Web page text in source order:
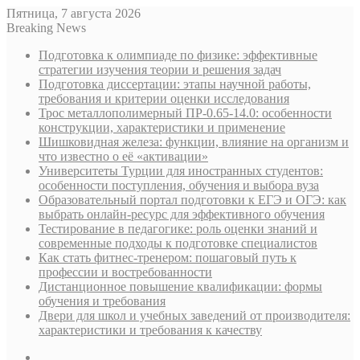
Пятница, 7 августа 2026
Breaking News
Подготовка к олимпиаде по физике: эффективные
стратегии изучения теории и решения задач
Подготовка диссертации: этапы научной работы,
требования и критерии оценки исследования
Трос металлополимерный ПР-0.65-14.0: особенности
конструкции, характеристики и применение
Шишковидная железа: функции, влияние на организм и
что известно о её «активации»
Университеты Турции для иностранных студентов:
особенности поступления, обучения и выбора вуза
Образовательный портал подготовки к ЕГЭ и ОГЭ: как
выбрать онлайн-ресурс для эффективного обучения
Тестирование в педагогике: роль оценки знаний и
современные подходы к подготовке специалистов
Как стать фитнес-тренером: пошаговый путь к
профессии и востребованности
Дистанционное повышение квалификации: формы
обучения и требования
Двери для школ и учебных заведений от производителя:
характеристики и требования к качеству